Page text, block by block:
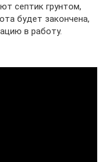
септик грунтом,
будет закончена,
в работу.